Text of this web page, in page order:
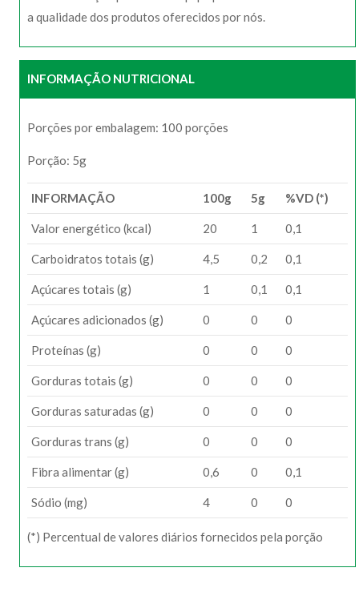
a qualidade dos produtos oferecidos por nós.
INFORMAÇÃO NUTRICIONAL
Porções por embalagem: 100 porções
Porção: 5g
INFORMAÇÃO 100g 5g %VD (*)
Valor energético (kcal) 20 1 0,1
Carboidratos totais (g) 4,5 0,2 0,1
Açúcares totais (g) 1 0,1 0,1
Açúcares adicionados (g) 0 0 0
Proteínas (g) 0 0 0
Gorduras totais (g) 0 0 0
Gorduras saturadas (g) 0 0 0
Gorduras trans (g) 0 0 0
Fibra alimentar (g) 0,6 0 0,1
Sódio (mg) 4 0 0
(*) Percentual de valores diários fornecidos pela porção